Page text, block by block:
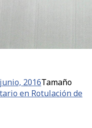
2016Tamaño
en Rotulación de